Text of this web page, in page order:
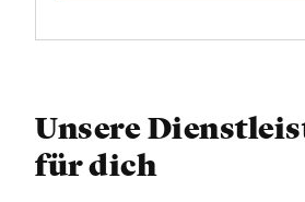
Unsere
für dich